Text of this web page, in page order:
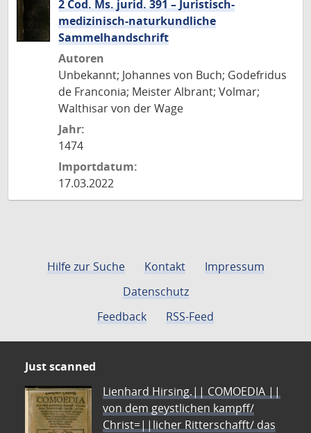
2 Cod. Ms. jurid. 391 – Juristisch-
medizinisch-naturkundliche
Sammelhandschrift
Autoren
Unbekannt; Johannes von Buch; Godefridus
de Franconia; Meister Albrant; Volmar;
Walthisar von der Wage
Jahr:
1474
Importdatum:
17.03.2022
Hilfe zur Suche Kontakt
Impressum
Datenschutz
Feedback
RSS-Feed
Just scanned
Lienhard Hirsing.|| COMOEDIA ||
von dem geystlichen kampff/
Christ=||licher Ritterschafft/ das